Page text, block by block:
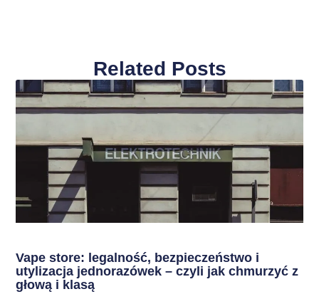
Related Posts
Vape store: legalność, bezpieczeństwo i
utylizacja jednorazówek – czyli jak chmurzyć z
głową i klasą